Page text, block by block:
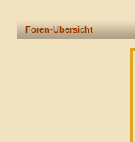
Foren-Übersicht